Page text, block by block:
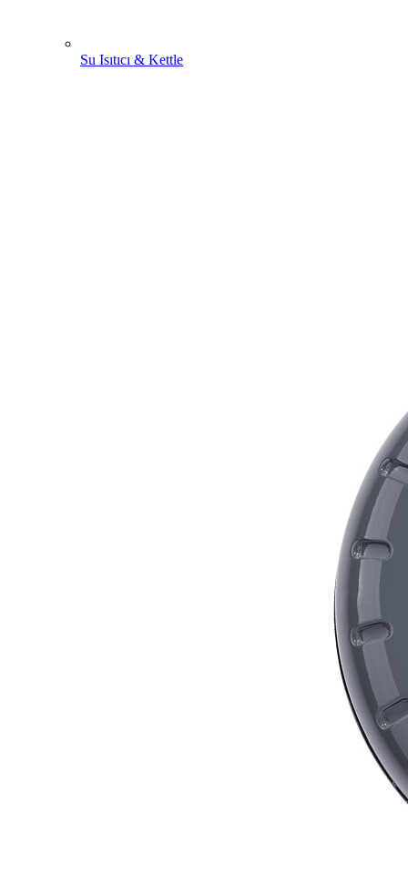
Su Isıtıcı & Kettle